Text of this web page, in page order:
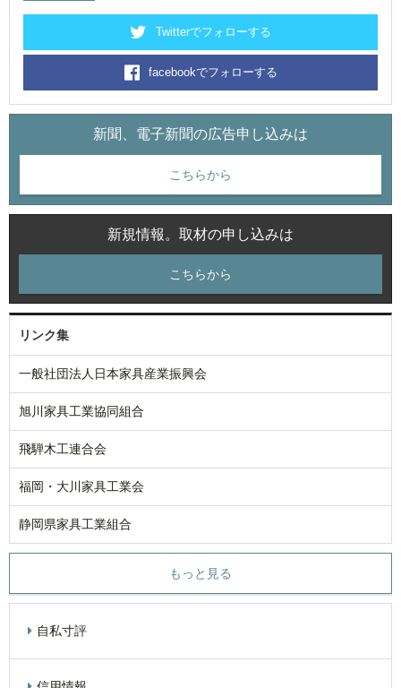
Twitterでフォローする
facebookでフォローする
新聞、電子新聞の広告申し込みは
こちらから
新規情報。取材の申し込みは
こちらから
リンク集
一般社団法人日本家具産業振興会
旭川家具工業協同組合
飛騨木工連合会
福岡・大川家具工業会
静岡県家具工業組合
もっと見る
自私寸評